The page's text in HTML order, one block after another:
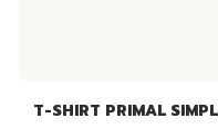
T-SHIRT PRIMAL